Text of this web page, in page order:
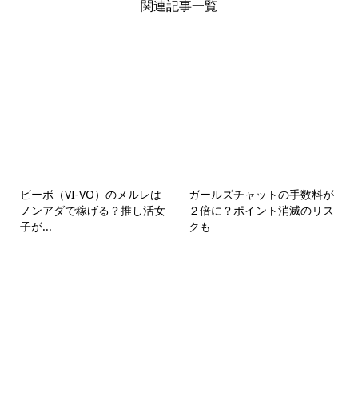
関連記事一覧
ビーボ（VI-VO）のメルレは
ノンアダで稼げる？推し活女
子が...
ガールズチャットの手数料が
２倍に？ポイント消滅のリス
クも